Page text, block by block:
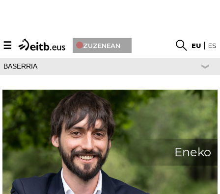
☰ ZUZENEAN EU ES
BASERRIA
Eneko